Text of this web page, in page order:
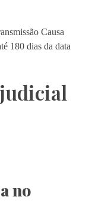
Causa
180 dias da data
no